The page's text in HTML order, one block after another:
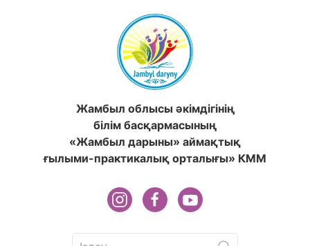
Жамбыл облысы әкімдігінің
білім басқармасының
«Жамбыл дарыны» аймақтық
ғылыми-практикалық орталығы» КММ